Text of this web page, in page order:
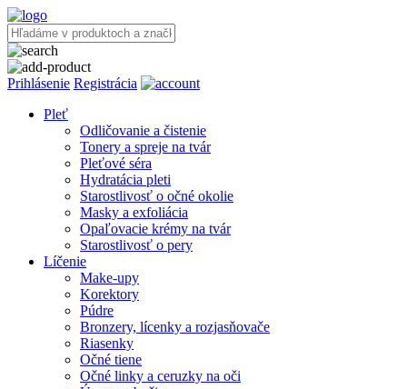
Prihlásenie Registrácia
Pleť
Odličovanie a čistenie
Tonery a spreje na tvár
Pleťové séra
Hydratácia pleti
Starostlivosť o očné okolie
Masky a exfoliácia
Opaľovacie krémy na tvár
Starostlivosť o pery
Líčenie
Make-upy
Korektory
Púdre
Bronzery, lícenky a rozjasňovače
Riasenky
Očné tiene
Očné linky a ceruzky na oči